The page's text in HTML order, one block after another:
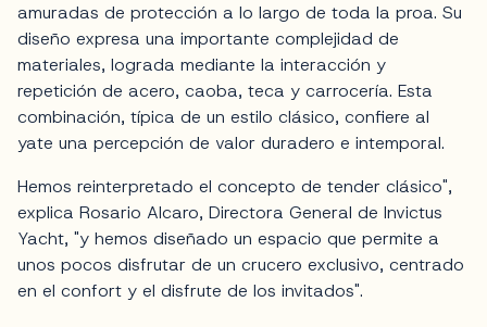
amuradas de protección a lo largo de toda la proa. Su
diseño expresa una importante complejidad de
materiales, lograda mediante la interacción y
repetición de acero, caoba, teca y carrocería. Esta
combinación, típica de un estilo clásico, confiere al
yate una percepción de valor duradero e intemporal.
Hemos reinterpretado el concepto de tender clásico",
explica Rosario Alcaro, Directora General de Invictus
Yacht, "y hemos diseñado un espacio que permite a
unos pocos disfrutar de un crucero exclusivo, centrado
en el confort y el disfrute de los invitados".